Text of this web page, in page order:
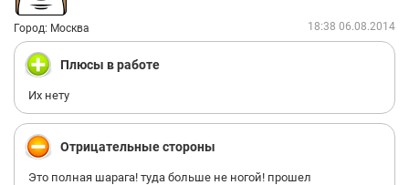
Город: Москва 18:38 06.08.2014
Плюсы в работе
Их нету
Отрицательные стороны
Это полная шарага! туда больше не ногой! прошел